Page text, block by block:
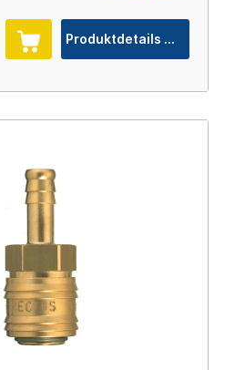
Produktdetails